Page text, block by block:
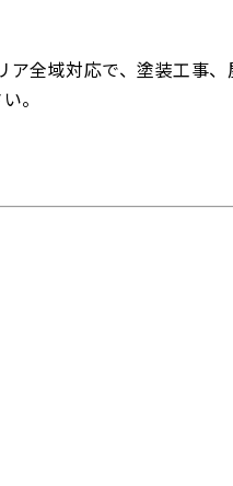
ア全域対応で、塗装工事、
。